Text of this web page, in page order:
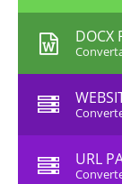
DOCX
URL